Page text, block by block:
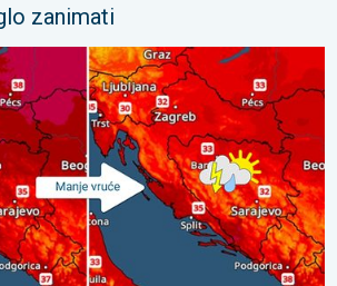
zanimati
pljuskovima. Četvrtak vrlo vruć. . .